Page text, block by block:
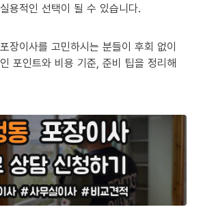
용적인 선택이 될 수 있습니다.
장이사를 고민하시는 분들이 후회 없이
포인트와 비용 기준, 준비 팁을 정리해